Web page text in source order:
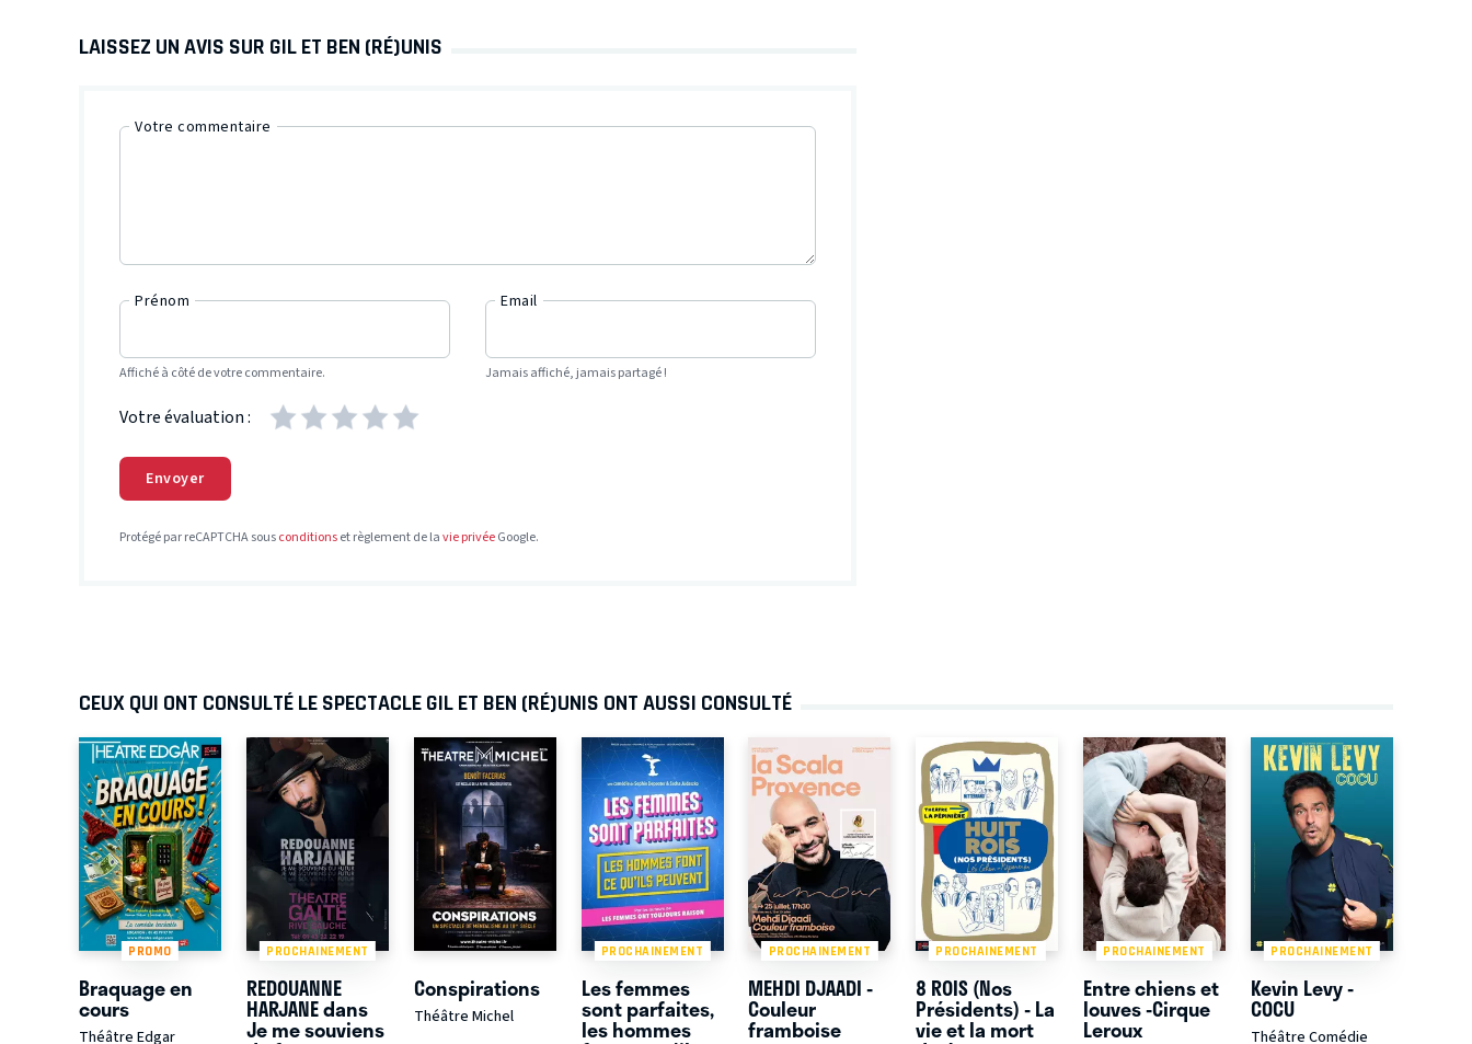
LAISSEZ UN AVIS SUR GIL ET BEN (RÉ)UNIS
Votre commentaire
Prénom
Affiché à côté de votre commentaire.
Email
Jamais affiché, jamais partagé !
Votre évaluation :
Envoyer
Protégé par reCAPTCHA sousconditionset règlement de lavie privéeGoogle.
CEUX QUI ONT CONSULTÉ LE SPECTACLE GIL ET BEN (RÉ)UNIS ONT AUSSI CONSULTÉ
PROMO
Braquage en
cours
Théâtre Edgar
PROCHAINEMENT
REDOUANNE
HARJANE dans
Je me souviens
Conspirations
Théâtre Michel
PROCHAINEMENT
Les femmes
sont parfaites,
les hommes
PROCHAINEMENT
MEHDI DJAADI -
Couleur
framboise
PROCHAINEMENT
8 ROIS (Nos
Présidents) - La
vie et la mort
PROCHAINEMENT
Entre chiens et
louves -Cirque
Leroux
PROCHAINEMENT
Kevin Levy -
COCU
Théâtre Comédie